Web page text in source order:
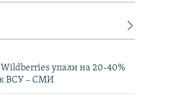
упали на 20-40%
ВСУ – СМИ